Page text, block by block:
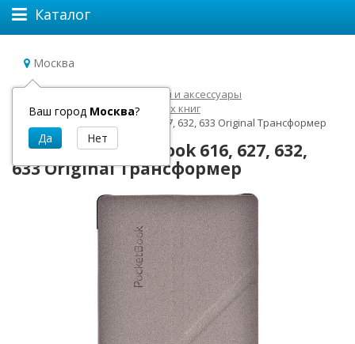
Каталог
Москва
Ваш город Москва?
Главная
Электронные книги и аксессуары
Аксессуары для электронных книг
Обложка PocketBook 616, 627, 632, 633 Original Трансформер
Обложка PocketBook 616, 627, 632,
633 Original Трансформер